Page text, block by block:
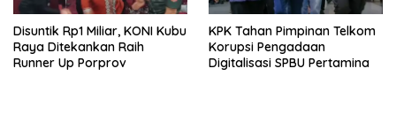
Disuntik Rp1 Miliar, KONI Kubu
Raya Ditekankan Raih
Runner Up Porprov
KPK Tahan Pimpinan Telkom
Korupsi Pengadaan
Digitalisasi SPBU Pertamina